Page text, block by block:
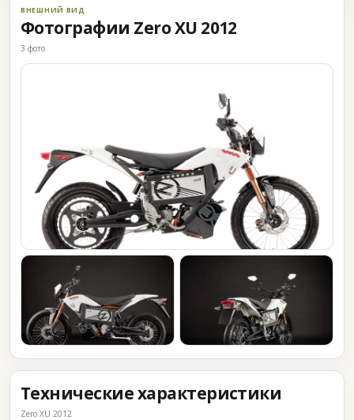
ВНЕШНИЙ ВИД
Фотографии Zero XU 2012
3 фото
Технические характеристики
Zero XU 2012